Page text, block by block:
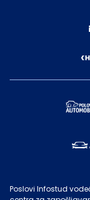
Poslovi Infostud